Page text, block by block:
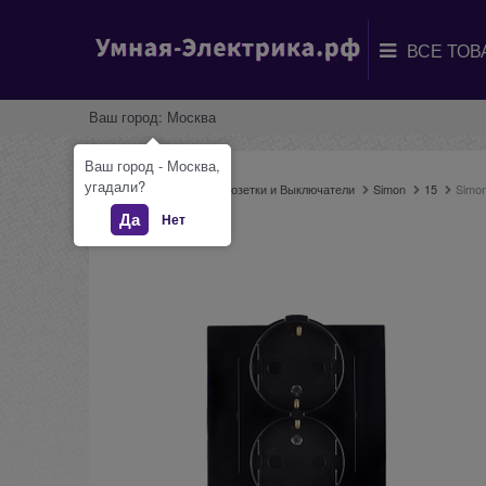
Ваш город: Москва
Главная Розетки и Выключатели Simon 15
Ваш город - Москва,
угадали?
Да Нет